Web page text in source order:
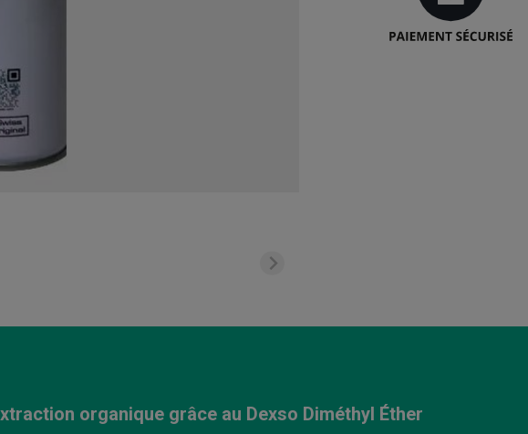
organique grâce au Dexso Diméthyl Éther